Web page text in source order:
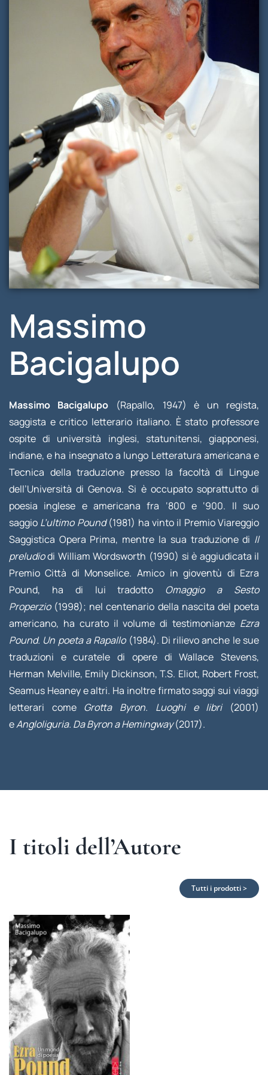
Massimo
Bacigalupo
Massimo Bacigalupo (Rapallo, 1947) è un regista,
saggista e critico letterario italiano. È stato professore
ospite di università inglesi, statunitensi, giapponesi,
indiane, e ha insegnato a lungo Letteratura americana e
Tecnica della traduzione presso la facoltà di Lingue
dell’Università di Genova. Si è occupato soprattutto di
poesia inglese e americana fra ‘800 e ‘900. Il suo
saggio L’ultimo Pound(1981) ha vinto il Premio Viareggio
Saggistica Opera Prima, mentre la sua traduzione di Il
preludiodi William Wordsworth (1990) si è aggiudicata il
Premio Città di Monselice. Amico in gioventù di Ezra
Pound, ha di lui tradotto Omaggio a Sesto
Properzio (1998); nel centenario della nascita del poeta
americano, ha curato il volume di testimonianze Ezra
Pound. Un poeta a Rapallo (1984). Di rilievo anche le sue
traduzioni e curatele di opere di Wallace Stevens,
Herman Melville, Emily Dickinson, T.S. Eliot, Robert Frost,
Seamus Heaney e altri. Ha inoltre firmato saggi sui viaggi
letterari come Grotta Byron. Luoghi e libri(2001)
eAngloliguria. Da Byron a Hemingway(2017).
I titoli dell’Autore
Tutti i prodotti >